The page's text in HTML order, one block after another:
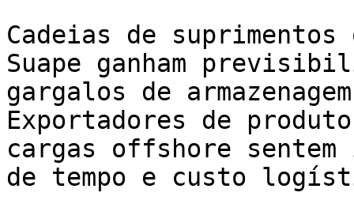
Cadeias de
Suape ganham
gargalos de
Exportadores de
cargas offshore
de tempo e custo